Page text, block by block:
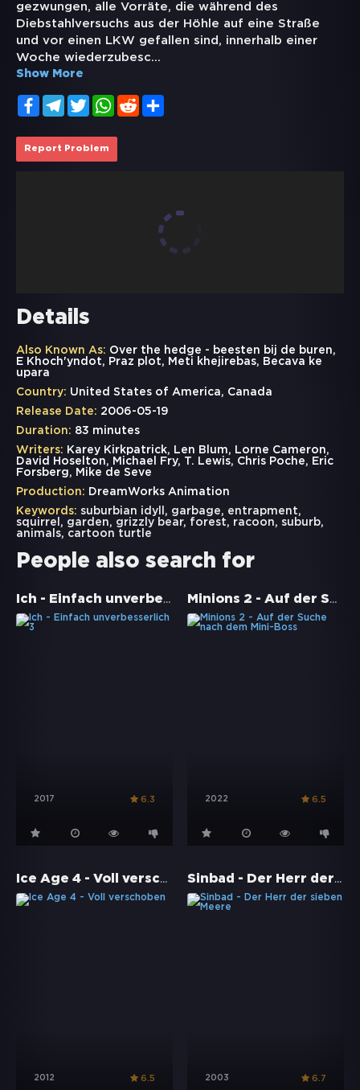
gezwungen, alle Vorräte, die während des
Diebstahlversuchs aus der Höhle auf eine Straße
und vor einen LKW gefallen sind, innerhalb einer
Woche wiederzubesc...
Show More
FacebookTelegramTwitterWhatsApp
Reddit
Report Problem
Details
Also Known As: Over the hedge - beesten bij de buren,
E Khoch'yndot, Praz plot, Meti khejirebas, Becava ke
upara
Country: United States of America, Canada
Release Date: 2006-05-19
Duration: 83 minutes
Writers: Karey Kirkpatrick, Len Blum, Lorne Cameron,
David Hoselton, Michael Fry, T. Lewis, Chris Poche, Eric
Forsberg, Mike de Seve
Production: DreamWorks Animation
Keywords: suburbian idyll , garbage, entrapment,
squirrel , garden, grizzly bear, forest, racoon, suburb,
animals, cartoon turtle
People also search for
Ich - Einfach unverbesserlich 3
2017 6.3
Minions 2 - Auf der Suche nach dem Mini-Boss
2022 6.5
Ice Age 4 - Voll verschoben
2012 6.5
Sinbad - Der Herr der sieben Meere
2003 6.7